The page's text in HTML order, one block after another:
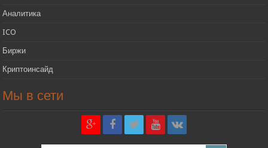
Аналитика
ICO
Биржи
Криптоинсайд
Мы в сети